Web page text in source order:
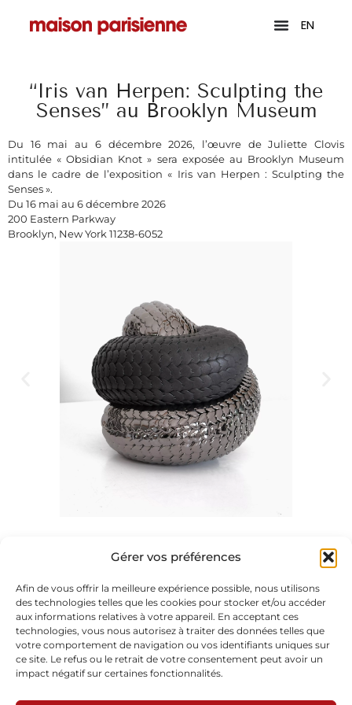
Gérer vos préférences
Afin de vous offrir la meilleure expérience possible, nous utilisons
des technologies telles que les cookies pour stocker et/ou accéder
aux informations relatives à votre appareil. En acceptant ces
technologies, vous nous autorisez à traiter des données telles que
votre comportement de navigation ou vos identifiants uniques sur
ce site. Le refus ou le retrait de votre consentement peut avoir un
impact négatif sur certaines fonctionnalités.
EN
“Iris van Herpen: Sculpting the
Senses” au Brooklyn Museum
Du 16 mai au 6 décembre 2026, l’œuvre de Juliette Clovis
intitulée « Obsidian Knot » sera exposée au Brooklyn Museum
dans le cadre de l’exposition « Iris van Herpen : Sculpting the
Senses ».
Du 16 mai au 6 décembre 2026
200 Eastern Parkway
Brooklyn, New York 11238-6052
Abonnez-vous à notre newsletter